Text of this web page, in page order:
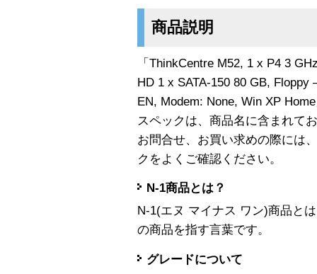
商品説明
「ThinkCentre M52, 1 x P4 3
HD 1 x SATA-150 80 GB,
EN, Modem: None, Win XP
スペックは、商品名に含まれて
お問合せ、お買い求めの際には
クをよくご確認ください。
N-1商品とは？
N-1(エヌ マイナス ワン)商品と
の商品を指す言葉です。
グレードについて